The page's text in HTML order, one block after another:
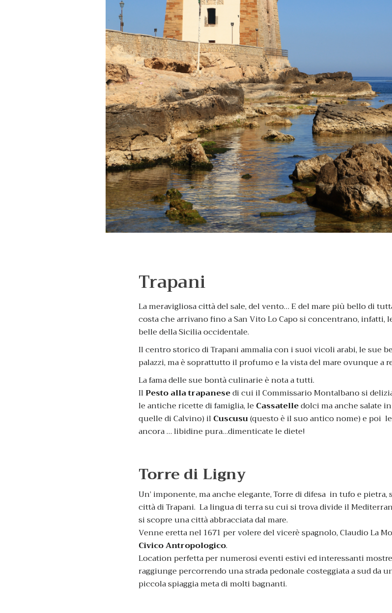
Trapani
La meravigliosa città del sale, del vento… E del mare più bello di
costa che arrivano fino a San Vito Lo Capo si concentrano, infatti,
belle della Sicilia occidentale.
Il centro storico di Trapani ammalia con i suoi vicoli arabi, le sue
palazzi, ma è soprattutto il profumo e la vista del mare ovunque a
La fama delle sue bontà culinarie è nota a tutti.
Il Pesto alla trapanesedi cui il Commissario Montalbano si
le antiche ricette di famiglia, le Cassatelledolci ma anche salate
quelle di Calvino) il Cuscusu(questo è il suo antico nome) e poi le
ancora … libidine pura…dimenticate le diete!
Torre di Ligny
Un’ imponente, ma anche elegante, Torre di difesa in tufo e
città di Trapani. La lingua di terra su cui si trova divide il
si scopre una città abbracciata dal mare.
Venne eretta nel 1671 per volere del vicerè spagnolo, Claudio La
Civico Antropologico.
Location perfetta per numerosi eventi estivi ed interessanti
raggiunge percorrendo una strada pedonale costeggiata a sud da
piccola spiaggia meta di molti bagnanti.